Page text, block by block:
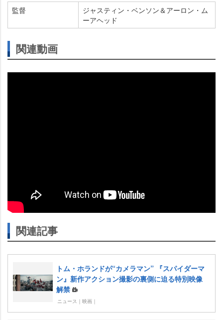
監督
ジャスティン・ベンソン＆アーロン・ム
ーアヘッド
関連動画
関連記事
トム・ホランドが“カメラマン” 『スパイダーマ
ン』新作アクション撮影の裏側に迫る特別映像
解禁
ニュース｜映画｜